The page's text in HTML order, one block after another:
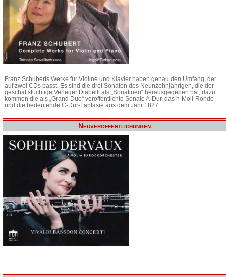
Franz Schuberts Werke für Violine und Klavier haben genau den Umfang, der
auf zwei CDs passt. Es sind die drei Sonaten des Neunzehnjährigen, die der
geschäftstüchtige Verleger Diabelli als „Sonatinen“ herausgegeben hat, dazu
kommen die als „Grand Duo“ veröffentlichte Sonate A-Dur, das h-Moll-Rondo
und die bedeutende C-Dur-Fantasie aus dem Jahr 1827.
Neuveröffentlichungen